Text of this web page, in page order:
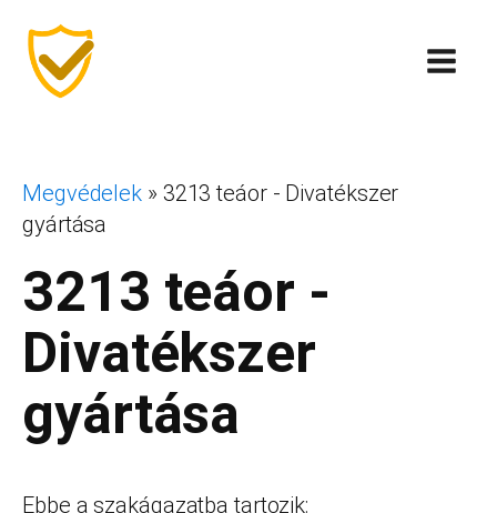
Megvédelek » 3213 teáor - Divatékszer
gyártása
3213 teáor -
Divatékszer
gyártása
Ebbe a szakágazatba tartozik: